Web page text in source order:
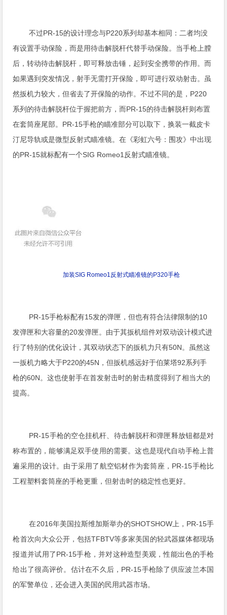
不过PR-15的设计理念与P220系列却基本相同：二者均没
有设置手动保险，而是用待击解脱杆代替手动保险。当手枪上膛
后，转动待击解脱杆，即可释放击锤，起到安全携带的作用。而
如果遇到突发情况，射手无需打开保险，即可进行双动射击。虽
然扳机力较大，但省去了开保险的动作。不过不同的是，P220
系列的待击解脱杆位于握把前方，而PR-15的待击解脱杆则布置
在套筒座尾部。PR-15手枪的瞄准部分可以取下，换装一截皮卡
汀尼导轨或是微型反射式瞄准镜。在《彩虹六号：围攻》中出现
的PR-15就标配有一个SIG Romeo1反射式瞄准镜。
加装SIG Romeo1反射式瞄准镜的P320手枪
PR-15手枪标配有15发的弹匣，但也有符合法律限制的10
发弹匣和大容量的20发弹匣。由于其扳机组件对双动设计模式进
行了特别的优化设计，其双动状态下的扳机力只有50N。虽然这
一扳机力略大于P220的45N，但扳机感远好于伯莱塔92系列手
枪的60N。这也使射手在首发射击时的射击精度得到了相当大的
提高。
PR-15手枪的空仓挂机杆、待击解脱杆和弹匣释放钮都是对
称布置的，能够满足双手使用的需要。这也是现代自动手枪上普
遍采用的设计。由于采用了航空铝材作为套筒座，PR-15手枪比
工程塑料套筒座的手枪更重，但射击时的稳定性也更好。
在2016年美国拉斯维加斯举办的SHOTSHOW上，PR-15手
枪首次向大众公开，包括TFBTV等多家美国的轻武器媒体都现场
报道并试用了PR-15手枪，并对这种造型美观，性能出色的手枪
给出了很高评价。估计在不久后，PR-15手枪除了供应波兰本国
的军警单位，还会进入美国的民用武器市场。